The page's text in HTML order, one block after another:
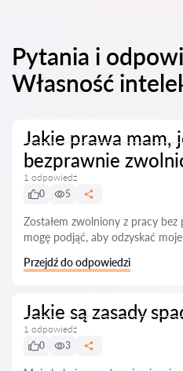
Pytania i
Własność
Jakie prawa mam,
bezprawnie
1 odpowiedź
0
5
Zostałem zwolniony z pracy
mogę podjąć, aby odzyskać
Przejdź do odpowiedzi
Jakie są zasady
1 odpowiedź
0
3